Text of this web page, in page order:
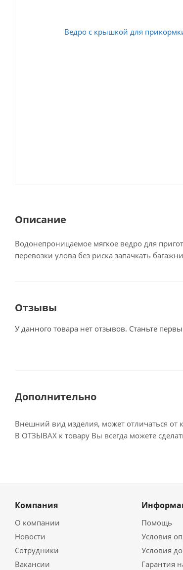
Описание
Водонепроницаемое мягкое ведро для
перевозки улова без риска запачкать
Отзывы
У данного товара нет отзывов. Станьте
Дополнительно
Внешний вид изделия, может отличаться от
В ОТЗЫВАХ к товару Вы всегда можете
Компания
О компании
Новости
Сотрудники
Вакансии
Помощь
Условия
Условия
Гарантия